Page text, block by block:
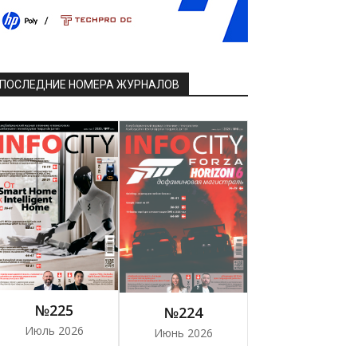
ПОСЛЕДНИЕ НОМЕРА ЖУРНАЛОВ
№225
Июль 2026
№224
Июнь 2026